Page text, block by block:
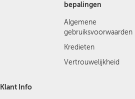
bepalingen
Algemene
gebruiksvoorwaarden
Kredieten
Vertrouwelijkheid
Klant Info